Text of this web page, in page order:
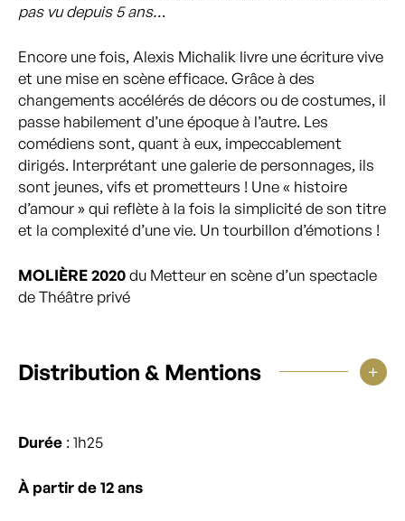
pas vu depuis 5 ans…
Encore une fois, Alexis Michalik livre une écriture vive
et une mise en scène efficace. Grâce à des
changements accélérés de décors ou de costumes, il
passe habilement d’une époque à l’autre. Les
comédiens sont, quant à eux, impeccablement
dirigés. Interprétant une galerie de personnages, ils
sont jeunes, vifs et prometteurs ! Une « histoire
d’amour » qui reflète à la fois la simplicité de son titre
et la complexité d’une vie. Un tourbillon d’émotions !
MOLIÈRE 2020du Metteur en scène d’un spectacle
de Théâtre privé
Distribution & Mentions
Durée : 1h25
À partir de 12 ans